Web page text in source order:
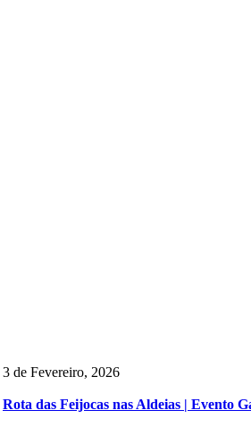
3 de Fevereiro, 2026
Rota das Feijocas nas Aldeias | Evento